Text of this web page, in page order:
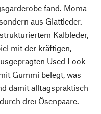
fand. Moma
aus Glattleder.
Kalbleder,
mit der kräftigen,
Used Look
Gummi belegt, was
damit alltagspraktisch
drei Ösenpaare.